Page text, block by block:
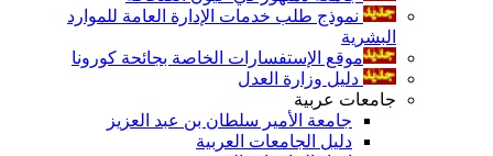
نموذج طلب خدمات الإدارة العامة للموارد
البشرية
موقع الإستفسارات الخاصة بجائحة كورونا
دليل وزارة العدل
جامعات عربية
جامعة الأمير سلطان بن عبد العزيز
دليل الجامعات العربية